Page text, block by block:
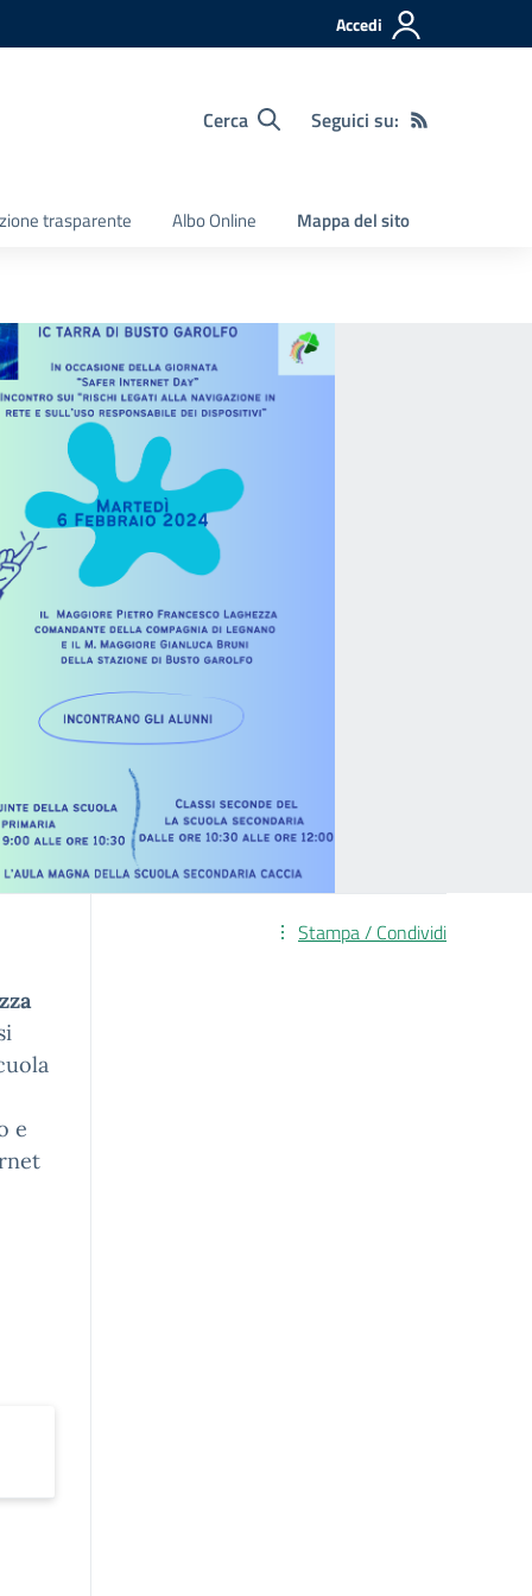
Accedi
Cerca Seguici su:
trasparente Albo Online Mappa del sito
e
Stampa / Condividi